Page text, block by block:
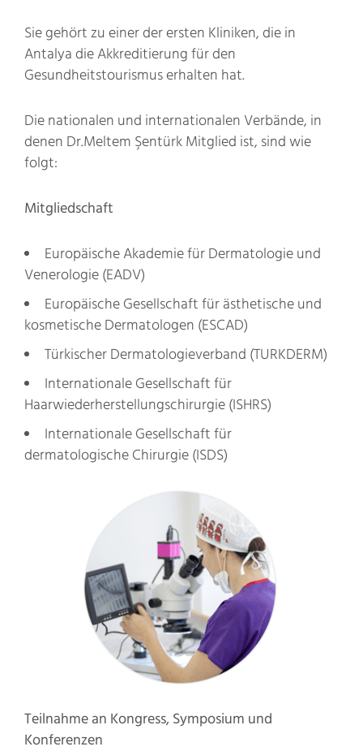
Sie gehört zu einer der ersten Kliniken, die in
Antalya die Akkreditierung für den
Gesundheitstourismus erhalten hat.
Die nationalen und internationalen Verbände, in
denen Dr.Meltem Şentürk Mitglied ist, sind wie
folgt:
Mitgliedschaft
Europäische Akademie für Dermatologie und
Venerologie (EADV)
Europäische Gesellschaft für ästhetische und
kosmetische Dermatologen (ESCAD)
Türkischer Dermatologieverband (TURKDERM)
Internationale Gesellschaft für
Haarwiederherstellungschirurgie (ISHRS)
Internationale Gesellschaft für
dermatologische Chirurgie (ISDS)
Teilnahme an Kongress, Symposium und
Konferenzen